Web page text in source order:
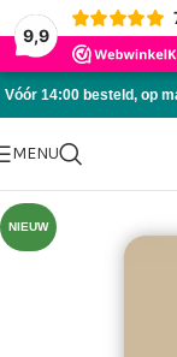
9,9
Skip to navigation
Skip to main content
Vóór 14:00 besteld, op
MENU
NIEUW